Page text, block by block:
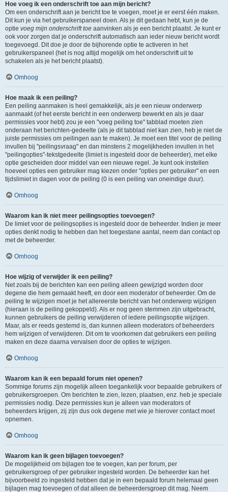
Hoe voeg ik een onderschrift toe aan mijn bericht?
Om een onderschrift aan je bericht toe te voegen, moet je er eerst één maken.
Dit kun je via het gebruikerspaneel doen. Als je dit gedaan hebt, kun je de
optie voeg mijn onderschrift toe aanvinken als je een bericht plaatst. Je kunt er
ook voor zorgen dat je onderschrift automatisch aan ieder nieuw bericht wordt
toegevoegd. Dit doe je door de bijhorende optie te activeren in het
gebruikerspaneel (het is nog altijd mogelijk om het onderschrift uit te
schakelen als je het bericht plaatst).
Omhoog
Hoe maak ik een peiling?
Een peiling aanmaken is heel gemakkelijk, als je een nieuw onderwerp
aanmaakt (of het eerste bericht in een onderwerp bewerkt en als je daar
permissies voor hebt) zou je een "voeg peiling toe" tabblad moeten zien
onderaan het berichten-gedeelte (als je dit tabblad niet kan zien, heb je niet de
juiste permissies om peilingen aan te maken). Je moet een titel voor de peiling
invullen bij "peilingsvraag" en dan minstens 2 mogelijkheden invullen in het
"peilingopties"-tekstgedeelte (limiet is ingesteld door de beheerder), met elke
optie gescheiden door middel van een nieuwe regel. Je kunt ook instellen
hoeveel opties een gebruiker mag kiezen onder "opties per gebruiker" en een
tijdslimiet in dagen voor de peiling (0 is een peiling van oneindige duur).
Omhoog
Waarom kan ik niet meer peilingsopties toevoegen?
De limiet voor de peilingsopties is ingesteld door de beheerder. Indien je meer
opties denkt nodig te hebben dan het toegestane aantal, neem dan contact op
met de beheerder.
Omhoog
Hoe wijzig of verwijder ik een peiling?
Net zoals bij de berichten kan een peiling alleen gewijzigd worden door
degene die hem gemaakt heeft, en door een moderator of beheerder. Om de
peiling te wijzigen moet je het allereerste bericht van het onderwerp wijzigen
(hieraan is de peiling gekoppeld). Als er nog geen stemmen zijn uitgebracht,
kunnen gebruikers de peiling verwijderen of iedere peilingsoptie wijzigen.
Maar, als er reeds gestemd is, dan kunnen alleen moderators of beheerders
hem wijzigen of verwijderen. Dit om te voorkomen dat gebruikers een peiling
maken en deze daarna vervalsen door de opties te wijzigen.
Omhoog
Waarom kan ik een bepaald forum niet openen?
Sommige forums zijn mogelijk alleen toegankelijk voor bepaalde gebruikers of
gebruikersgroepen. Om berichten te zien, lezen, plaatsen, enz. heb je speciale
permissies nodig. Deze permissies kun je alleen van moderators of
beheerders krijgen, zij zijn dus ook degene met wie je hierover contact moet
opnemen.
Omhoog
Waarom kan ik geen bijlagen toevoegen?
De mogelijkheid om bijlagen toe te voegen, kan per forum, per
gebruikersgroep of per gebruiker ingesteld worden. De beheerder kan het
bijvoorbeeld zo ingesteld hebben dat je in een bepaald forum helemaal geen
bijlagen mag toevoegen of dat alleen de beheerdersgroep dit mag. Neem